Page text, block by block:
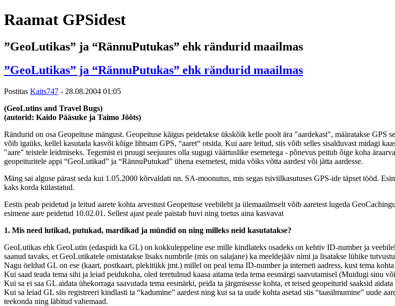
Raamat GPSidest
”GeoLutikas” ja “RännuPutukas” ehk rändurid maailmas
”GeoLutikas” ja “RännuPutukas” ehk rändurid maailmas
Postitas Kaits747 - 28.08.2004 01:05
(GeoLutins and Travel Bugs)
(autorid: Kaido Pääsuke ja Taimo Jõõts)
Rändurid on osa Geopeituse mängust. Geopeituse käigus peidetakse ükskõik kelle poolt ära "aardekast", määratakse GPS
võib igaüks, kellel kasutada kasvõi kõige lihtsam GPS, “aaret“ otsida. Kui aare leitud, siis võib selles sisalduvast midagi
"aare" teistele leidmiseks. Tegemist ei pruugi seejuures olla sugugi väärtuslike esemetega - põnevus peitub õige koha
geopeituritele appi “GeoLutikad” ja “RännuPutukad” ühena esemetest, mida võiks võtta aardest või jätta aardesse.
Mäng sai alguse pärast seda kui 1.05.2000 kõrvaldati nn. SA-moonutus, mis segas tsiviilkasutuses GPS-ide täpset tööd.
kaks korda külastatud.
Eestis peab peidetud ja leitud aarete kohta arvestust Geopeituse veebileht ja ülemaailmselt võib aaretest lugeda
esimene aare peidetud 10.02.01. Sellest ajast peale paistab huvi ning toetus aina kasvavat
1. Mis need lutikad, putukad, mardikad ja mündid on ning milleks neid kasutatakse?
GeoLutikas ehk GeoLutin (edaspidi ka GL) on kokkuleppeline ese mille kindlateks osadeks on kehtiv ID-number ja
saanud tavaks, et GeoLutikatele omistatakse lisaks numbrile (mis on salajane) ka meeldejääv nimi ja lisatakse lühike
Nagu öeldud GL on ese (kaart, postkaart, plekitükk jmt.) millel on peal tema ID-number ja interneti aadress, kust tema
Kui saad teada tema sihi ja leiad peidukoha, oled teretulnud kaasa aitama teda tema eesmärgi saavutamisel (Muidugi sinu
Kui sa ei saa GL aidata ühekorraga saavutada tema eesmärki, peida ta järgmisesse kohta, et teised geopeiturid saaksid
Kui sa leiad GL siis registreeri kindlasti ta “kadumine” aardest ning kui sa ta uude kohta asetad siis “taasilmumine” uude
teekonda ning läbitud vahemaad.